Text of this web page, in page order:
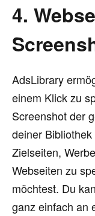
4.
AdsLibrary
einem Klick zu
Screenshot der
deiner
Zielseiten,
Webseiten zu
möchtest. Du
ganz einfach an